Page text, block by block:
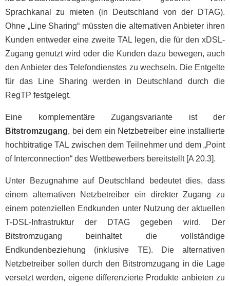
Sprachkanal zu mieten (in Deutschland von der DTAG).
Ohne „Line Sharing“ müssten die alternativen Anbieter ihren
Kunden entweder eine zweite TAL legen, die für den xDSL-
Zugang genutzt wird oder die Kunden dazu bewegen, auch
den Anbieter des Telefondienstes zu wechseln. Die Entgelte
für das Line Sharing werden in Deutschland durch die
RegTP festgelegt.
Eine komplementäre Zugangsvariante ist der
Bitstromzugang, bei dem ein Netzbetreiber eine installierte
hochbitratige TAL zwischen dem Teilnehmer und dem „Point
of Interconnection“ des Wettbewerbers bereitstellt [A 20.3].
Unter Bezugnahme auf Deutschland bedeutet dies, dass
einem alternativen Netzbetreiber ein direkter Zugang zu
einem potenziellen Endkunden unter Nutzung der aktuellen
T-DSL-Infrastruktur der DTAG gegeben wird. Der
Bitstromzugang beinhaltet die vollständige
Endkundenbeziehung (inklusive TE). Die alternativen
Netzbetreiber sollen durch den Bitstromzugang in die Lage
versetzt werden, eigene differenzierte Produkte anbieten zu